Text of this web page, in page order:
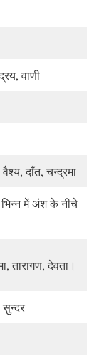
वाणी
वैश्य, दाँत, चन्द्रमा
में अंश के नीचे
तारागण, देवता।